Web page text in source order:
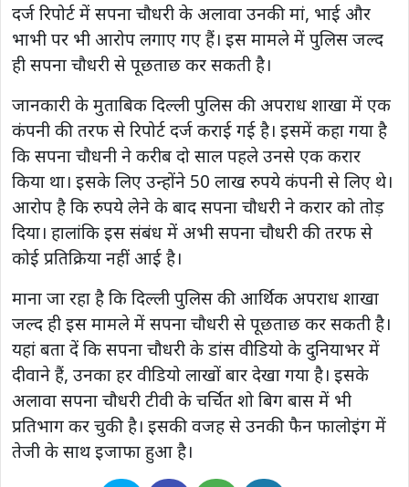
दर्ज रिपोर्ट में सपना चौधरी के अलावा उनकी मां, भाई और
भाभी पर भी आरोप लगाए गए हैं। इस मामले में पुलिस जल्द
ही सपना चौधरी से पूछताछ कर सकती है।
जानकारी के मुताबिक दिल्ली पुलिस की अपराध शाखा में एक
कंपनी की तरफ से रिपोर्ट दर्ज कराई गई है। इसमें कहा गया है
कि सपना चौधनी ने करीब दो साल पहले उनसे एक करार
किया था। इसके लिए उन्होंने 50 लाख रुपये कंपनी से लिए थे।
आरोप है कि रुपये लेने के बाद सपना चौधरी ने करार को तोड़
दिया। हालांकि इस संबंध में अभी सपना चौधरी की तरफ से
कोई प्रतिक्रिया नहीं आई है।
माना जा रहा है कि दिल्ली पुलिस की आर्थिक अपराध शाखा
जल्द ही इस मामले में सपना चौधरी से पूछताछ कर सकती है।
यहां बता दें कि सपना चौधरी के डांस वीडियो के दुनियाभर में
दीवाने हैं, उनका हर वीडियो लाखों बार देखा गया है। इसके
अलावा सपना चौधरी टीवी के चर्चित शो बिग बास में भी
प्रतिभाग कर चुकी है। इसकी वजह से उनकी फैन फालोइंग में
तेजी के साथ इजाफा हुआ है।